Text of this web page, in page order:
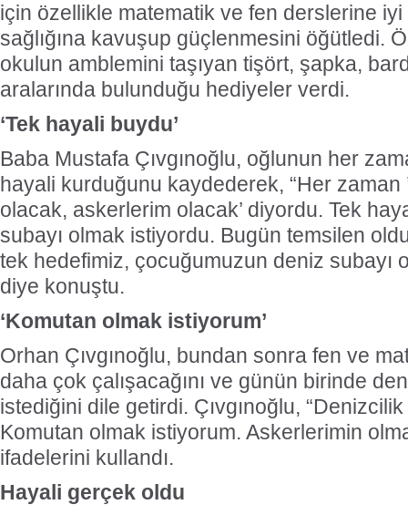
için özellikle matematik ve fen derslerine iyi
sağlığına kavuşup güçlenmesini öğütledi.
okulun amblemini taşıyan tişört, şapka,
aralarında bulunduğu hediyeler verdi.
‘Tek hayali buydu’
Baba Mustafa Çıvgınoğlu, oğlunun her
hayali kurduğunu kaydederek, “Her zaman
olacak, askerlerim olacak’ diyordu. Tek
subayı olmak istiyordu. Bugün temsilen
tek hedefimiz, çocuğumuzun deniz subayı
diye konuştu.
‘Komutan olmak istiyorum’
Orhan Çıvgınoğlu, bundan sonra fen ve
daha çok çalışacağını ve günün birinde
istediğini dile getirdi. Çıvgınoğlu,
Komutan olmak istiyorum. Askerlerimin
ifadelerini kullandı.
Hayali gerçek oldu